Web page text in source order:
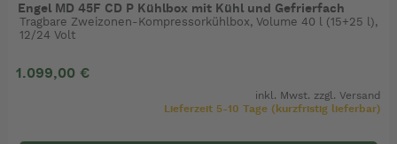
Engel MD 45F CD P Kühlbox mit Kühl und Gefrierfach
Tragbare Zweizonen-Kompressorkühlbox, Volume 40 l (15+25 l),
12/24 Volt
1.099,00 €
inkl. Mwst. zzgl.Versand
Lieferzeit 5-10 Tage (kurzfristig lieferbar)